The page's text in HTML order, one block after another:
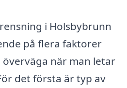
i Holsbybrunn
på flera faktorer
när man letar
det första är typ av